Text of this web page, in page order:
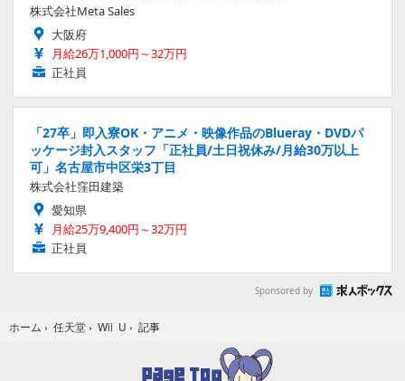
株式会社Meta Sales
大阪府
月給26万1,000円～32万円
正社員
「27卒」即入寮OK・アニメ・映像作品のBlueray・DVDパ
ッケージ封入スタッフ「正社員/土日祝休み/月給30万以上
可」名古屋市中区栄3丁目
株式会社窪田建築
愛知県
月給25万9,400円～32万円
正社員
Sponsored by
ホーム › 任天堂 › Wii U › 記事